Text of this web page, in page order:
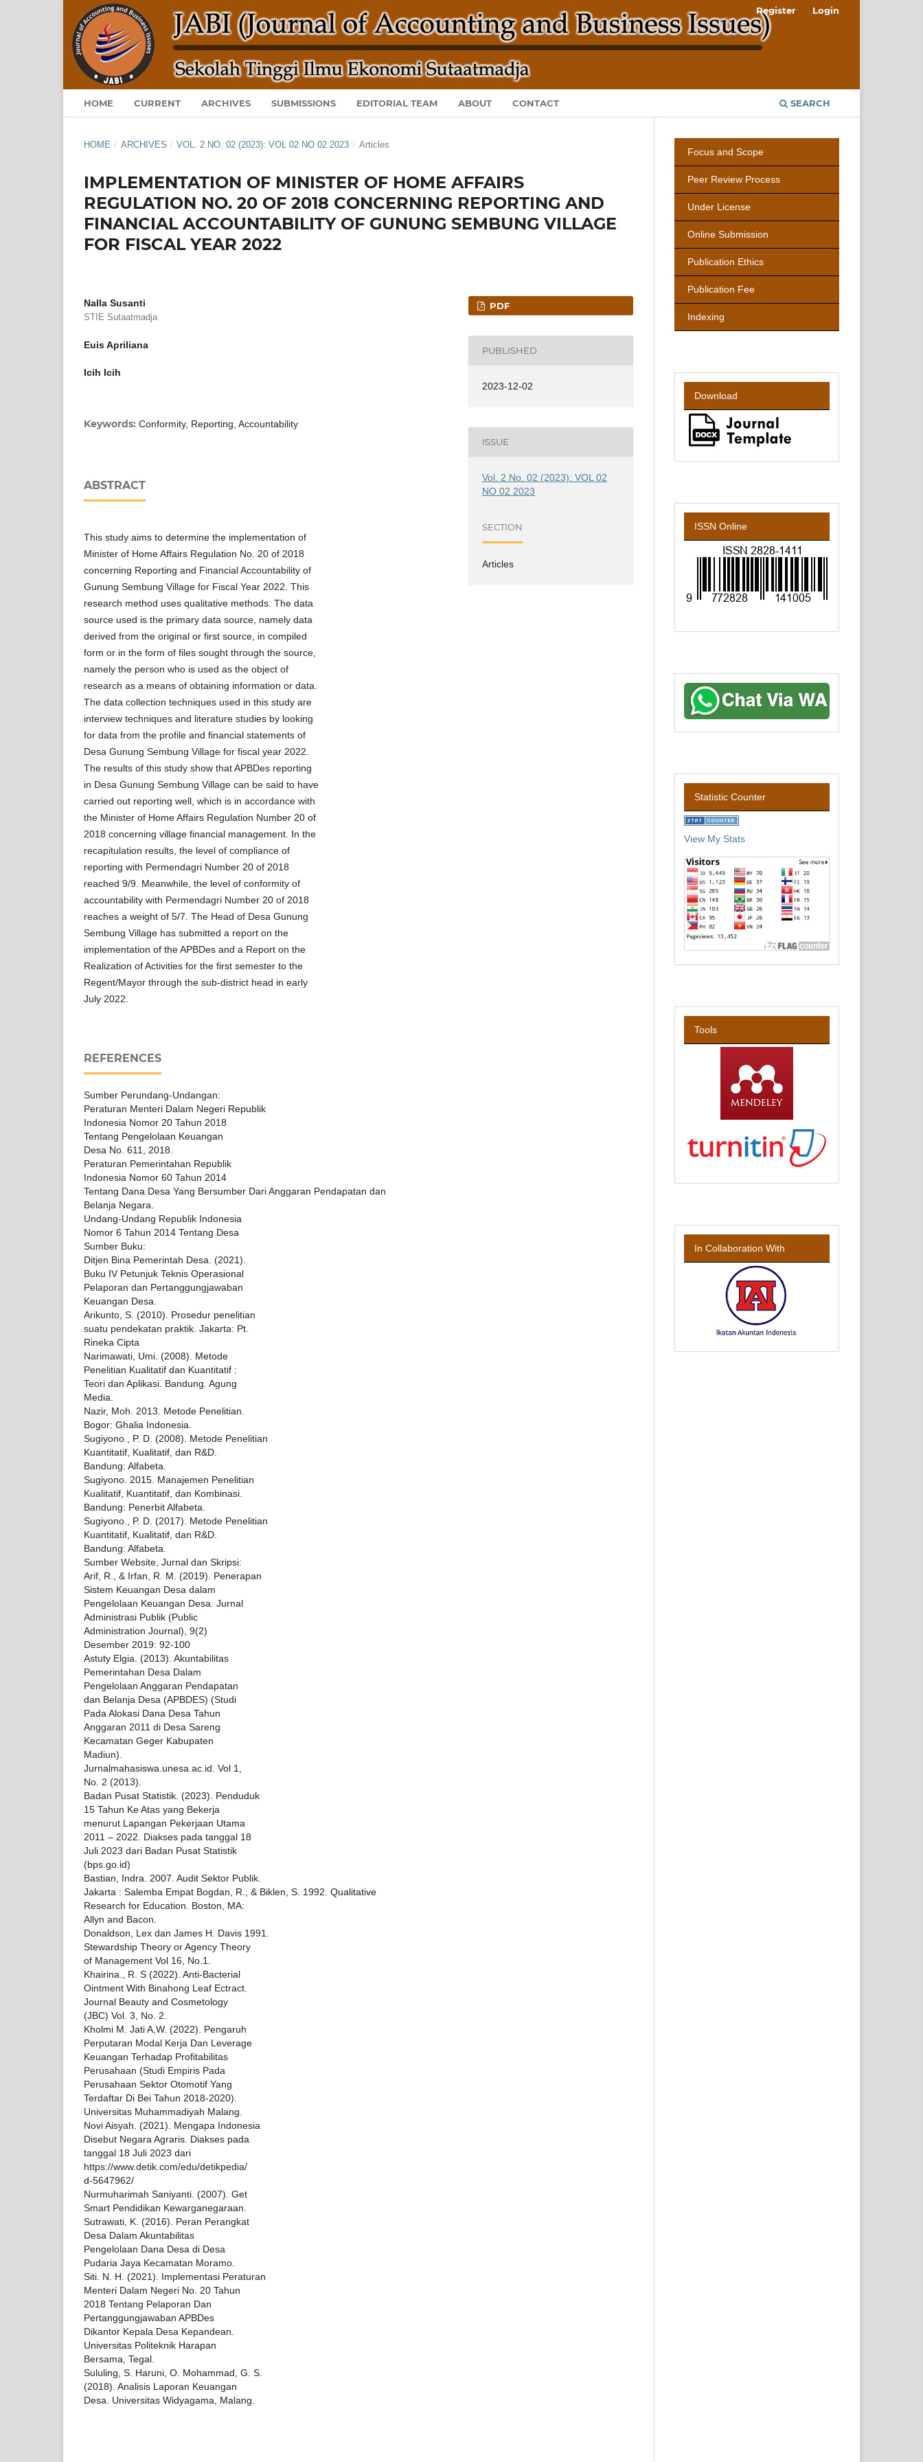
HOME CURRENT ARCHIVES SUBMISSIONS EDITORIAL TEAM ABOUT CONTACT SEARCH
Register Login
HOME / ARCHIVES / VOL. 2 NO. 02 (2023): VOL 02 NO 02 2023 / Articles
IMPLEMENTATION OF MINISTER OF HOME AFFAIRS
REGULATION NO. 20 OF 2018 CONCERNING REPORTING AND
FINANCIAL ACCOUNTABILITY OF GUNUNG SEMBUNG VILLAGE
FOR FISCAL YEAR 2022
Nalla Susanti
STIE Sutaatmadja
Euis Apriliana
Icih Icih
Keywords: Conformity, Reporting, Accountability
ABSTRACT
This study aims to determine the implementation of
Minister of Home Affairs Regulation No. 20 of 2018
concerning Reporting and Financial Accountability of
Gunung Sembung Village for Fiscal Year 2022. This
research method uses qualitative methods. The data
source used is the primary data source, namely data
derived from the original or first source, in compiled
form or in the form of files sought through the source,
namely the person who is used as the object of
research as a means of obtaining information or data.
The data collection techniques used in this study are
interview techniques and literature studies by looking
for data from the profile and financial statements of
Desa Gunung Sembung Village for fiscal year 2022.
The results of this study show that APBDes reporting
in Desa Gunung Sembung Village can be said to have
carried out reporting well, which is in accordance with
the Minister of Home Affairs Regulation Number 20 of
2018 concerning village financial management. In the
recapitulation results, the level of compliance of
reporting with Permendagri Number 20 of 2018
reached 9/9. Meanwhile, the level of conformity of
accountability with Permendagri Number 20 of 2018
reaches a weight of 5/7. The Head of Desa Gunung
Sembung Village has submitted a report on the
implementation of the APBDes and a Report on the
Realization of Activities for the first semester to the
Regent/Mayor through the sub-district head in early
July 2022.
REFERENCES
Sumber Perundang-Undangan:
Peraturan Menteri Dalam Negeri Republik
Indonesia Nomor 20 Tahun 2018
Tentang Pengelolaan Keuangan
Desa No. 611, 2018.
Peraturan Pemerintahan Republik
Indonesia Nomor 60 Tahun 2014
Tentang Dana Desa Yang Bersumber Dari Anggaran Pendapatan dan
Belanja Negara.
Undang-Undang Republik Indonesia
Nomor 6 Tahun 2014 Tentang Desa
Sumber Buku:
Ditjen Bina Pemerintah Desa. (2021).
Buku IV Petunjuk Teknis Operasional
Pelaporan dan Pertanggungjawaban
Keuangan Desa.
Arikunto, S. (2010). Prosedur penelitian
suatu pendekatan praktik. Jakarta: Pt.
Rineka Cipta
Narimawati, Umi. (2008). Metode
Penelitian Kualitatif dan Kuantitatif :
Teori dan Aplikasi. Bandung. Agung
Media.
Nazir, Moh. 2013. Metode Penelitian.
Bogor: Ghalia Indonesia.
Sugiyono., P. D. (2008). Metode Penelitian
Kuantitatif, Kualitatif, dan R&D.
Bandung: Alfabeta.
Sugiyono. 2015. Manajemen Penelitian
Kualitatif, Kuantitatif, dan Kombinasi.
Bandung: Penerbit Alfabeta.
Sugiyono., P. D. (2017). Metode Penelitian
Kuantitatif, Kualitatif, dan R&D.
Bandung: Alfabeta.
Sumber Website, Jurnal dan Skripsi:
Arif, R., & Irfan, R. M. (2019). Penerapan
Sistem Keuangan Desa dalam
Pengelolaan Keuangan Desa. Jurnal
Administrasi Publik (Public
Administration Journal), 9(2)
Desember 2019: 92-100
Astuty Elgia. (2013). Akuntabilitas
Pemerintahan Desa Dalam
Pengelolaan Anggaran Pendapatan
dan Belanja Desa (APBDES) (Studi
Pada Alokasi Dana Desa Tahun
Anggaran 2011 di Desa Sareng
Kecamatan Geger Kabupaten
Madiun).
Jurnalmahasiswa.unesa.ac.id. Vol 1,
No. 2 (2013).
Badan Pusat Statistik. (2023). Penduduk
15 Tahun Ke Atas yang Bekerja
menurut Lapangan Pekerjaan Utama
2011 – 2022. Diakses pada tanggal 18
Juli 2023 dari Badan Pusat Statistik
(bps.go.id)
Bastian, Indra. 2007. Audit Sektor Publik.
Jakarta : Salemba Empat Bogdan, R., & Biklen, S. 1992. Qualitative
Research for Education. Boston, MA:
Allyn and Bacon.
Donaldson, Lex dan James H. Davis 1991.
Stewardship Theory or Agency Theory
of Management Vol 16, No.1.
Khairina., R. S (2022). Anti-Bacterial
Ointment With Binahong Leaf Ectract.
Journal Beauty and Cosmetology
(JBC) Vol. 3, No. 2.
Kholmi M. Jati A,W. (2022). Pengaruh
Perputaran Modal Kerja Dan Leverage
Keuangan Terhadap Profitabilitas
Perusahaan (Studi Empiris Pada
Perusahaan Sektor Otomotif Yang
Terdaftar Di Bei Tahun 2018-2020).
Universitas Muhammadiyah Malang.
Novi Aisyah. (2021). Mengapa Indonesia
Disebut Negara Agraris. Diakses pada
tanggal 18 Juli 2023 dari
https://www.detik.com/edu/detikpedia/
d-5647962/
Nurmuharimah Saniyanti. (2007). Get
Smart Pendidikan Kewarganegaraan.
Sutrawati, K. (2016). Peran Perangkat
Desa Dalam Akuntabilitas
Pengelolaan Dana Desa di Desa
Pudaria Jaya Kecamatan Moramo.
Siti. N. H. (2021). Implementasi Peraturan
Menteri Dalam Negeri No. 20 Tahun
2018 Tentang Pelaporan Dan
Pertanggungjawaban APBDes
Dikantor Kepala Desa Kepandean.
Universitas Politeknik Harapan
Bersama, Tegal.
Sululing, S. Haruni, O. Mohammad, G. S.
(2018). Analisis Laporan Keuangan
Desa. Universitas Widyagama, Malang.
PDF
PUBLISHED
2023-12-02
ISSUE
Vol. 2 No. 02 (2023): VOL 02
NO 02 2023
SECTION
Articles
Focus and Scope
Peer Review Process
Under License
Online Submission
Publication Ethics
Publication Fee
Indexing
Download
ISSN Online
Statistic Counter
View My Stats
Tools
In Collaboration With